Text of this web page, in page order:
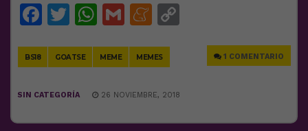
Facebook
Twitter
WhatsApp
GmailMeneame
BS18 GOATSE MEME MEMES 1 COMENTARIO
SIN CATEGORÍA 26 NOVIEMBRE, 2018